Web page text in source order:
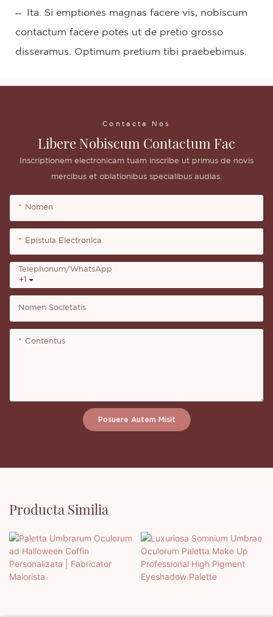
-- Ita. Si emptiones magnas facere vis, nobiscum
contactum facere potes ut de pretio grosso
disseramus. Optimum pretium tibi praebebimus.
Contacta Nos
Libere Nobiscum Contactum Fac
Inscriptionem electronicam tuam inscribe ut primus de novis
mercibus et oblationibus specialibus audias.
Nomen
Epistula Electronica
+1
Telephonum/WhatsApp
Nomen Societatis
Contentus
Posuere Autem Misit
Producta Similia